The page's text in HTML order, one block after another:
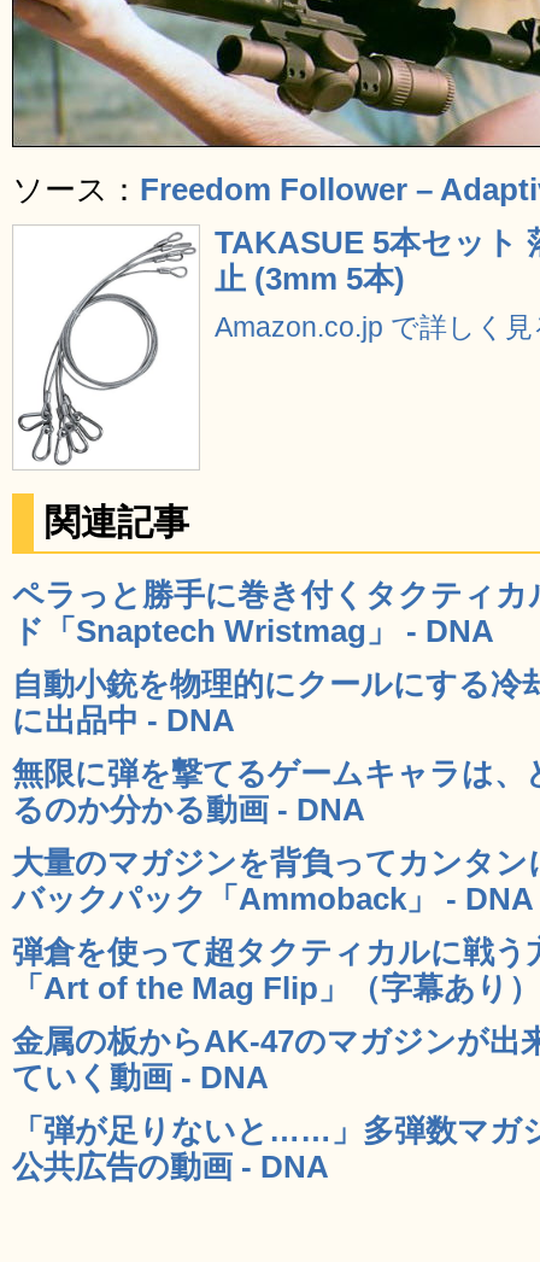
ソース： Freedom Follower –
TAKASUE 5本セット
止 (3mm 5本)
Amazon.co.jp で詳しく見
関連記事
ペラっと勝手に巻き付くタクティ
ド「Snaptech Wristmag」 - DNA
自動小銃を物理的にクールにする冷
に出品中 - DNA
無限に弾を撃てるゲームキャラは、
るのか分かる動画 - DNA
大量のマガジンを背負ってカンタ
バックパック「Ammoback」 - DNA
弾倉を使って超タクティカルに戦う
「Art of the Mag Flip」（字幕あり
金属の板からAK-47のマガジンが出
ていく動画 - DNA
「弾が足りないと……」多弾数マガ
公共広告の動画 - DNA